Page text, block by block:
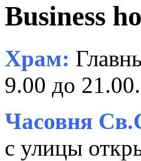
Business
Храм:
9.00 до 21.00.
Часовня
с улицы